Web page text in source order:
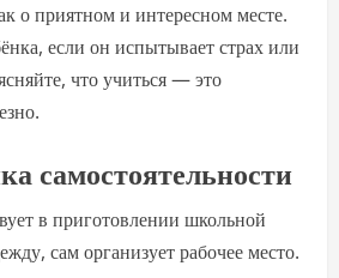
о приятном и интересном месте.
если он испытывает страх или
что учиться — это
самостоятельности
в приготовлении школьной
сам организует рабочее место.